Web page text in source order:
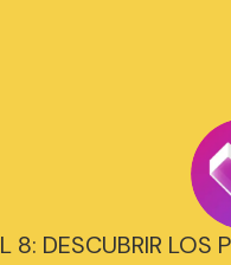
8: DESCUBRIR